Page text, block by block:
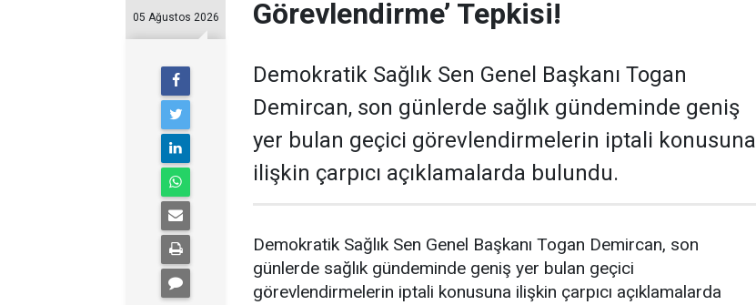
05 Ağustos 2026
Görevlendirme’ Tepkisi!
Demokratik Sağlık Sen Genel Başkanı Togan
Demircan, son günlerde sağlık gündeminde geniş
yer bulan geçici görevlendirmelerin iptali konusuna
ilişkin çarpıcı açıklamalarda bulundu.
Demokratik Sağlık Sen Genel Başkanı Togan Demircan, son
günlerde sağlık gündeminde geniş yer bulan geçici
görevlendirmelerin iptali konusuna ilişkin çarpıcı açıklamalarda